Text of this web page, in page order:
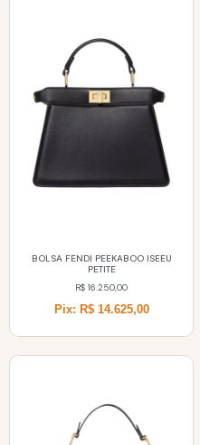
BOLSA FENDI PEEKABOO ISEEU
PETITE
R$ 16.250,00
Pix: R$ 14.625,00